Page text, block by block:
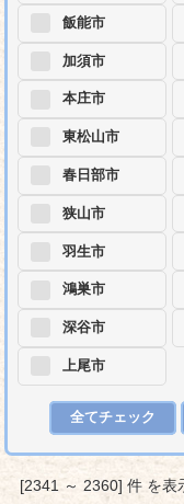
飯能市
加須市
本庄市
東松山市
春日部市
狭山市
羽生市
鴻巣市
深谷市
上尾市
全てチェック
[2341 ～ 2360] 件 を表